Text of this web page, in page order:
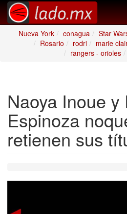
Nueva York
conagua Star
Rosario
rodri marie
rangers - orioles
Naoya Inoue y
Espinoza
retienen sus